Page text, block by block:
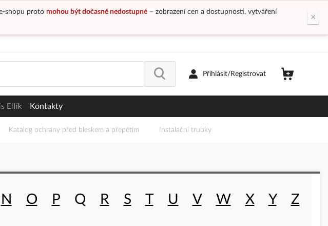
shopu proto mohou být dočasně nedostupné– zobrazení cen a dostupnosti, vytváření
×
Přihlásit/Registrovat
Elfík Kontakty
Katalog ochrany před bleskem a přepětím Instalační trubky
N O PQ R S T U V W X Y Z